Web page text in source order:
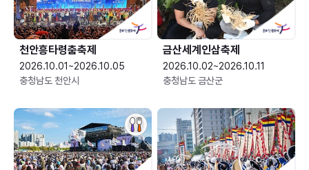
천안흥타령춤축제
2026.10.01~2026.10.05
충청남도 천안시
금산세계인삼축제
2026.10.02~2026.10.11
충청남도 금산군